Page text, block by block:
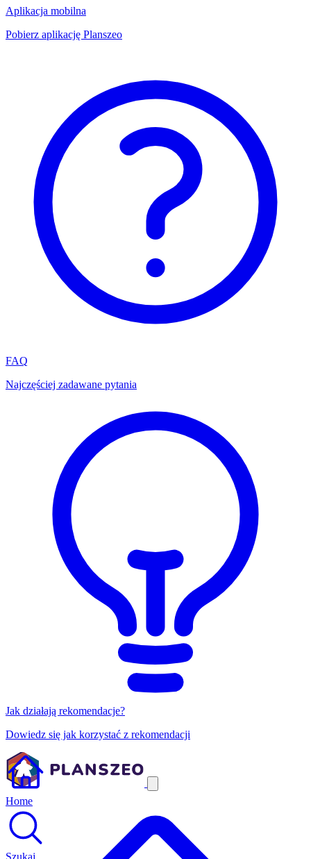
Aplikacja mobilna
Pobierz aplikację Planszeo
FAQ
Najczęściej zadawane pytania
Jak działają rekomendacje?
Dowiedz się jak korzystać z rekomendacji
Home
Szukaj